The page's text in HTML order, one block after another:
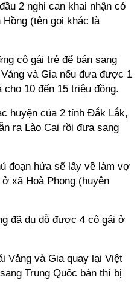
2 nghi can khai nhận có
(tên gọi khác là
cô gái trẻ để bán sang
và Gia nếu đưa được 1
10 đến 15 triệu đồng.
huyện của 2 tỉnh Đắk Lắk,
ra Lào Cai rồi đưa sang
đoạn hứa sẽ lấy về làm vợ
xã Hoà Phong (huyện
đã dụ dỗ được 4 cô gái ở
Vảng và Gia quay lại Việt
Trung Quốc bán thì bị